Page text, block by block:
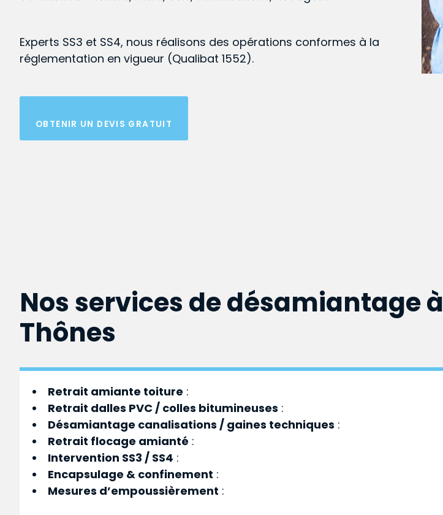
Experts SS3 et SS4, nous réalisons des opérations conformes à la
réglementation en vigueur (Qualibat 1552).
OBTENIR UN DEVIS GRATUIT
Nos services de désamiantage à
Thônes
Retrait amiante toiture :
Retrait dalles PVC / colles bitumineuses :
Désamiantage canalisations / gaines techniques :
Retrait flocage amianté :
Intervention SS3 / SS4 :
Encapsulage & confinement :
Mesures d’empoussièrement :